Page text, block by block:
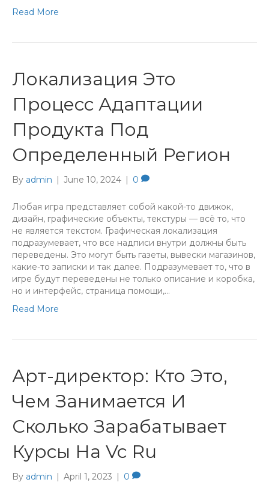
Read More
Локализация Это
Процесс Адаптации
Продукта Под
Определенный Регион
By admin | June 10, 2024 | 0
Любая игра представляет собой какой-то движок,
дизайн, графические объекты, текстуры — всё то, что
не является текстом. Графическая локализация
подразумевает, что все надписи внутри должны быть
переведены. Это могут быть газеты, вывески магазинов,
какие-то записки и так далее. Подразумевает то, что в
игре будут переведены не только описание и коробка,
но и интерфейс, страница помощи,…
Read More
Арт-директор: Кто Это,
Чем Занимается И
Сколько Зарабатывает
Курсы На Vc Ru
By admin | April 1, 2023 | 0